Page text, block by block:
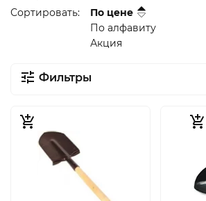
Сортировать:
По цене
По алфавиту
Акция
Фильтры